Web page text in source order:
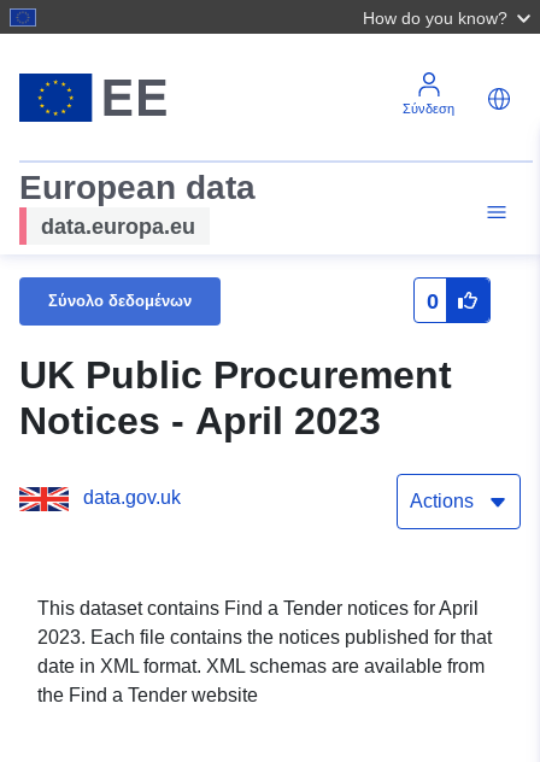
How do you know?
Σύνδεση
European data
data.europa.eu
Σύνολο δεδομένων 0
UK Public Procurement
Notices - April 2023
data.gov.uk Actions
This dataset contains Find a Tender notices for April
2023. Each file contains the notices published for that
date in XML format. XML schemas are available from
the Find a Tender website